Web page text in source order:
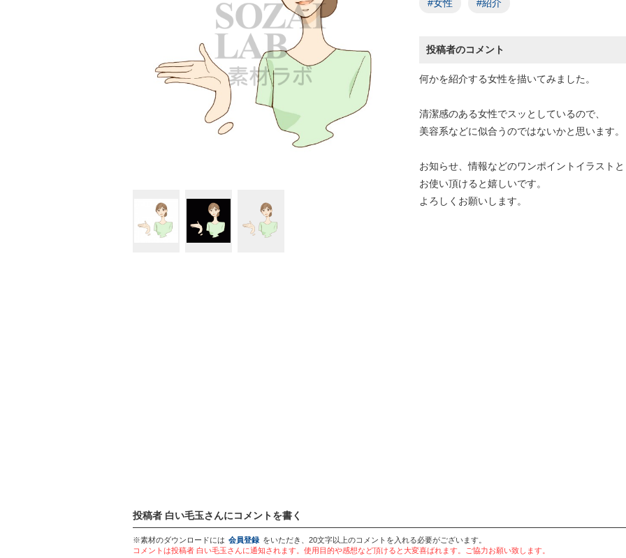
#女性 #紹介
投稿者のコメント
何かを紹介する女性を描いてみました。
清潔感のある女性でスッとしているので、
美容系などに似合うのではないかと思います。
お知らせ、情報などのワンポイントイラスト
お使い頂けると嬉しいです。
よろしくお願いします。
投稿者 白い毛玉さんにコメントを書く
※素材のダウンロードには 会員登録 をいただき、20文字以上のコメントを入れる必要がございます。
コメントは投稿者 白い毛玉さんに通知されます。使用目的や感想など頂けると大変喜ばれます。ご協力お願い致します。